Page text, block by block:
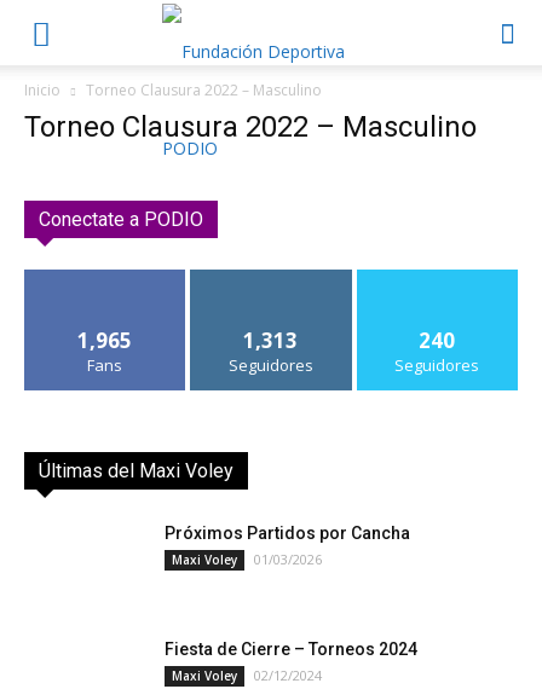
Inicio Torneo Clausura 2022 – Masculino
Torneo Clausura 2022 – Masculino
Conectate a PODIO
1,965
Fans
1,313
Seguidores
240
Seguidores
Últimas del Maxi Voley
Próximos Partidos por Cancha
Maxi Voley 01/03/2026
Fiesta de Cierre – Torneos 2024
Maxi Voley 02/12/2024